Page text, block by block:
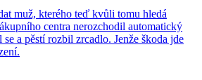
muž, kterého teď kvůli tomu hledá
centra nerozchodil automatický
a pěstí rozbil zrcadlo. Jenže škoda jde